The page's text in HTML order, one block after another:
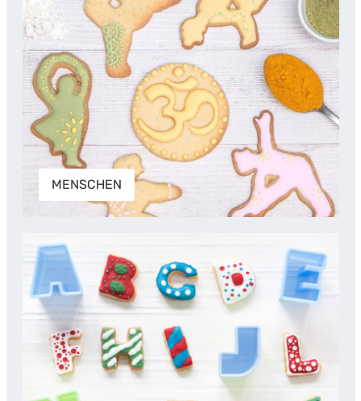
MENSCHEN
ZAHLEN, FORMEN & SYMBOLE